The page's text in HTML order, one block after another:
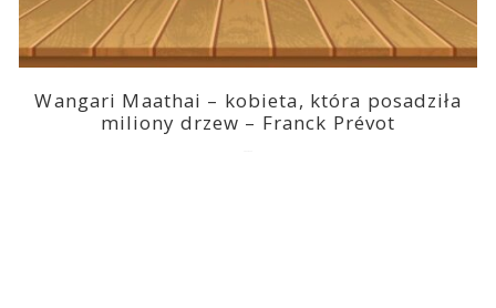
Wangari Maathai – kobieta, która posadziła
miliony drzew – Franck Prévot